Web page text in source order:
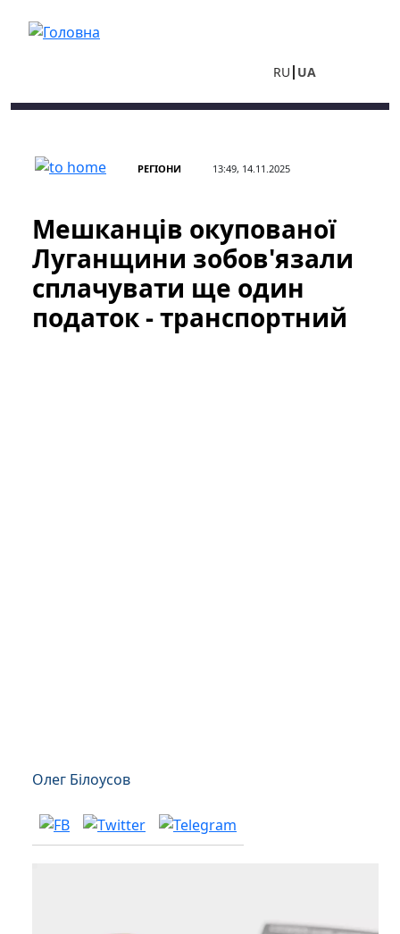
RU UA
РЕГІОНИ 13:49, 14.11.2025
Мешканців окупованої
Луганщини зобов'язали
сплачувати ще один
податок - транспортний
Олег Білоусов